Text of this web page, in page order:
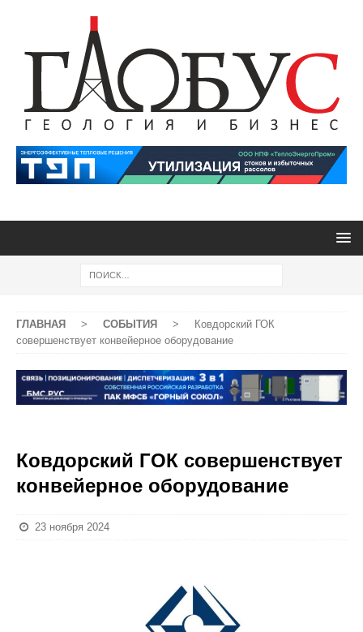
ГЛАВНАЯ > СОБЫТИЯ >
Ковдорский ГОК
совершенствует конвейерное оборудование
Ковдорский ГОК совершенствует
конвейерное оборудование
23 ноября 2024